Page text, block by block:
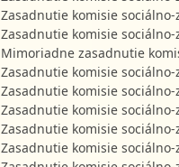
Zasadnutie komisie
Zasadnutie komisie
Mimoriadne zasadnutie
Zasadnutie komisie
Zasadnutie komisie
Zasadnutie komisie
Zasadnutie komisie
Zasadnutie komisie